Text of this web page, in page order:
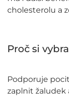
cholesterolu a
Proč si
Podporuje
zaplnit žaludek